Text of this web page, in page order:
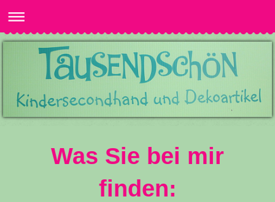
Was Sie bei mir
finden: